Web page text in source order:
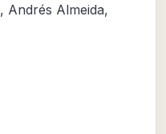
, Andrés Almeida,